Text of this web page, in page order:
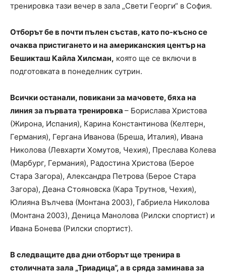
тренировка тази вечер в зала „Свети Георги“ в София.
Отборът бе в почти пълен състав, като по-късно се
очаква пристигането и на американския център на
Бешикташ Кайла Хилсман, която ще се включи в
подготовката в понеделник сутрин.
Всички останали, повикани за мачовете, бяха на
линия за първата тренировка – Борислава Христова
(Жирона, Испания), Карина Константинова (Келтерн,
Германия), Гергана Иванова (Бреша, Италия), Ивана
Николова (Левхарти Хомутов, Чехия), Преслава Колева
(Марбург, Германия), Радостина Христова (Берое
Стара Загора), Александра Петрова (Берое Стара
Загора), Деана Стояновска (Кара Трутнов, Чехия),
Юлияна Вълчева (Монтана 2003), Габриела Николова
(Монтана 2003), Деница Манолова (Рилски спортист) и
Ивана Бонева (Рилски спортист).
В следващите два дни отборът ще тренира в
столичната зала „Триадица“, а в сряда заминава за